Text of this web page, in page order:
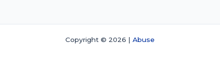
Copyright © 2026 | Abuse